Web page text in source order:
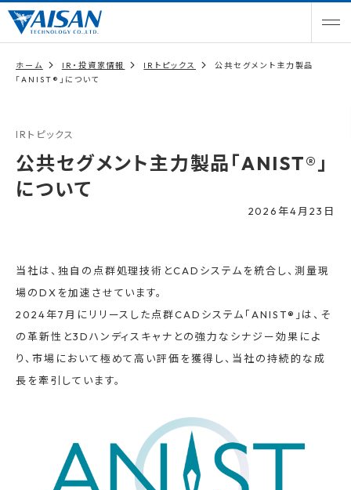
ホーム IR・投資家情報 IRトピックス
公共セグメント主力製品
「ANIST®」について
IRトピックス
公共セグメント主力製品「ANIST®」
について
2026年4月23日
当社は、独自の点群処理技術とCADシステムを統合し、測量現
場のDXを加速させています。
2024年7月にリリースした点群CADシステム「ANIST®」は、そ
の革新性と3Dハンディスキャナとの強力なシナジー効果によ
り、市場において極めて高い評価を獲得し、当社の持続的な成
長を牽引しています。